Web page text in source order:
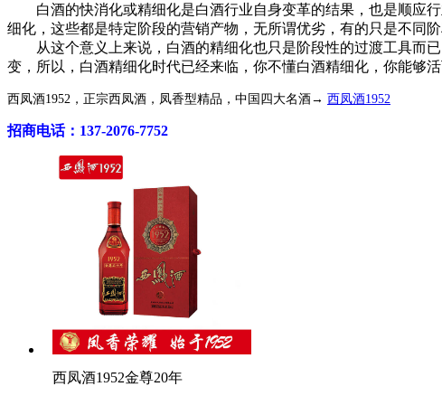
白酒的快消化或精细化是白酒行业自身变革的结果，也是顺应行
细化，这些都是特定阶段的营销产物，无所谓优劣，有的只是不同
从这个意义上来说，白酒的精细化也只是阶段性的过渡工具而已
变，所以，白酒精细化时代已经来临，你不懂白酒精细化，你能够
西凤酒1952，正宗西凤酒，凤香型精品，中国四大名酒→ 西凤酒1952
招商电话：137-2076-7752
西凤酒1952金尊20年